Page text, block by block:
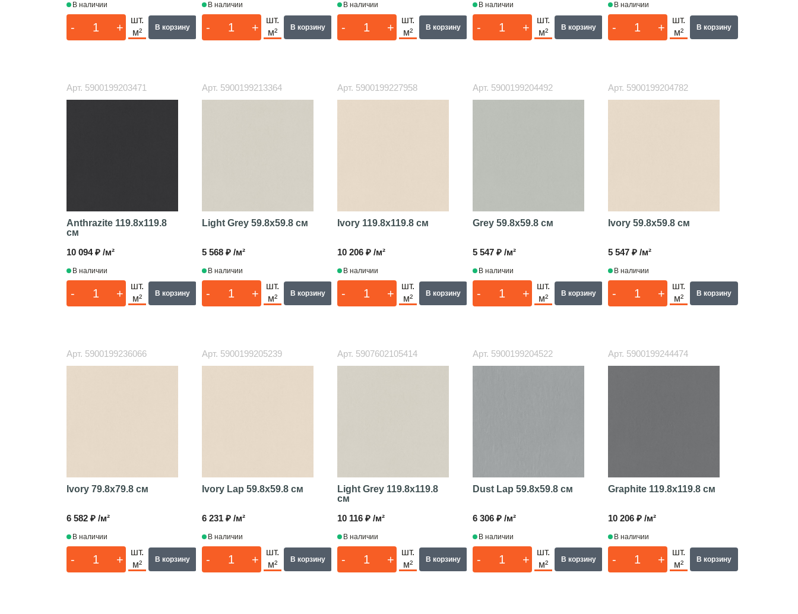
В наличии
- +
шт.
м²
В корзину
В наличии
- +
шт.
м²
В корзину
В наличии
- +
шт.
м²
В корзину
В наличии
- +
шт.
м²
В корзину
В наличии
- +
шт.
м²
В корзину
Арт. 5900199203471
Anthrazite 119.8x119.8
см
10 094 ₽ /м²
В наличии
- +
шт.
м²
В корзину
Арт. 5900199213364
Light Grey 59.8x59.8 см
5 568 ₽ /м²
В наличии
- +
шт.
м²
В корзину
Арт. 5900199227958
Ivory 119.8x119.8 см
10 206 ₽ /м²
В наличии
- +
шт.
м²
В корзину
Арт. 5900199204492
Grey 59.8x59.8 см
5 547 ₽ /м²
В наличии
- +
шт.
м²
В корзину
Арт. 5900199204782
Ivory 59.8x59.8 см
5 547 ₽ /м²
В наличии
- +
шт.
м²
В корзину
Арт. 5900199236066
Ivory 79.8x79.8 см
6 582 ₽ /м²
В наличии
- +
шт.
м²
В корзину
Арт. 5900199205239
Ivory Lap 59.8x59.8 см
6 231 ₽ /м²
В наличии
- +
шт.
м²
В корзину
Арт. 5907602105414
Light Grey 119.8x119.8
см
10 116 ₽ /м²
В наличии
- +
шт.
м²
В корзину
Арт. 5900199204522
Dust Lap 59.8x59.8 см
6 306 ₽ /м²
В наличии
- +
шт.
м²
В корзину
Арт. 5900199244474
Graphite 119.8x119.8 см
10 206 ₽ /м²
В наличии
- +
шт.
м²
В корзину